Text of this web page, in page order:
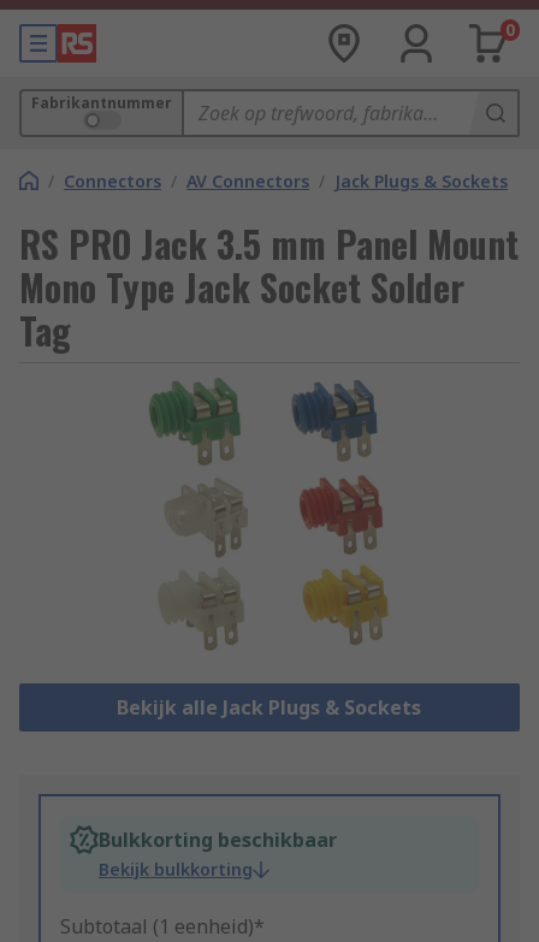
0
Fabrikantnummer
/ Connectors / AV Connectors / Jack Plugs & Sockets
RS PRO Jack 3.5 mm Panel Mount
Mono Type Jack Socket Solder
Tag
Bekijk alle Jack Plugs & Sockets
Bulkkorting beschikbaar
Bekijk bulkkorting
Subtotaal (1 eenheid)*